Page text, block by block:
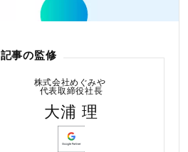
記事の監修
株式会社めぐみや
代表取締役社長
大浦 理